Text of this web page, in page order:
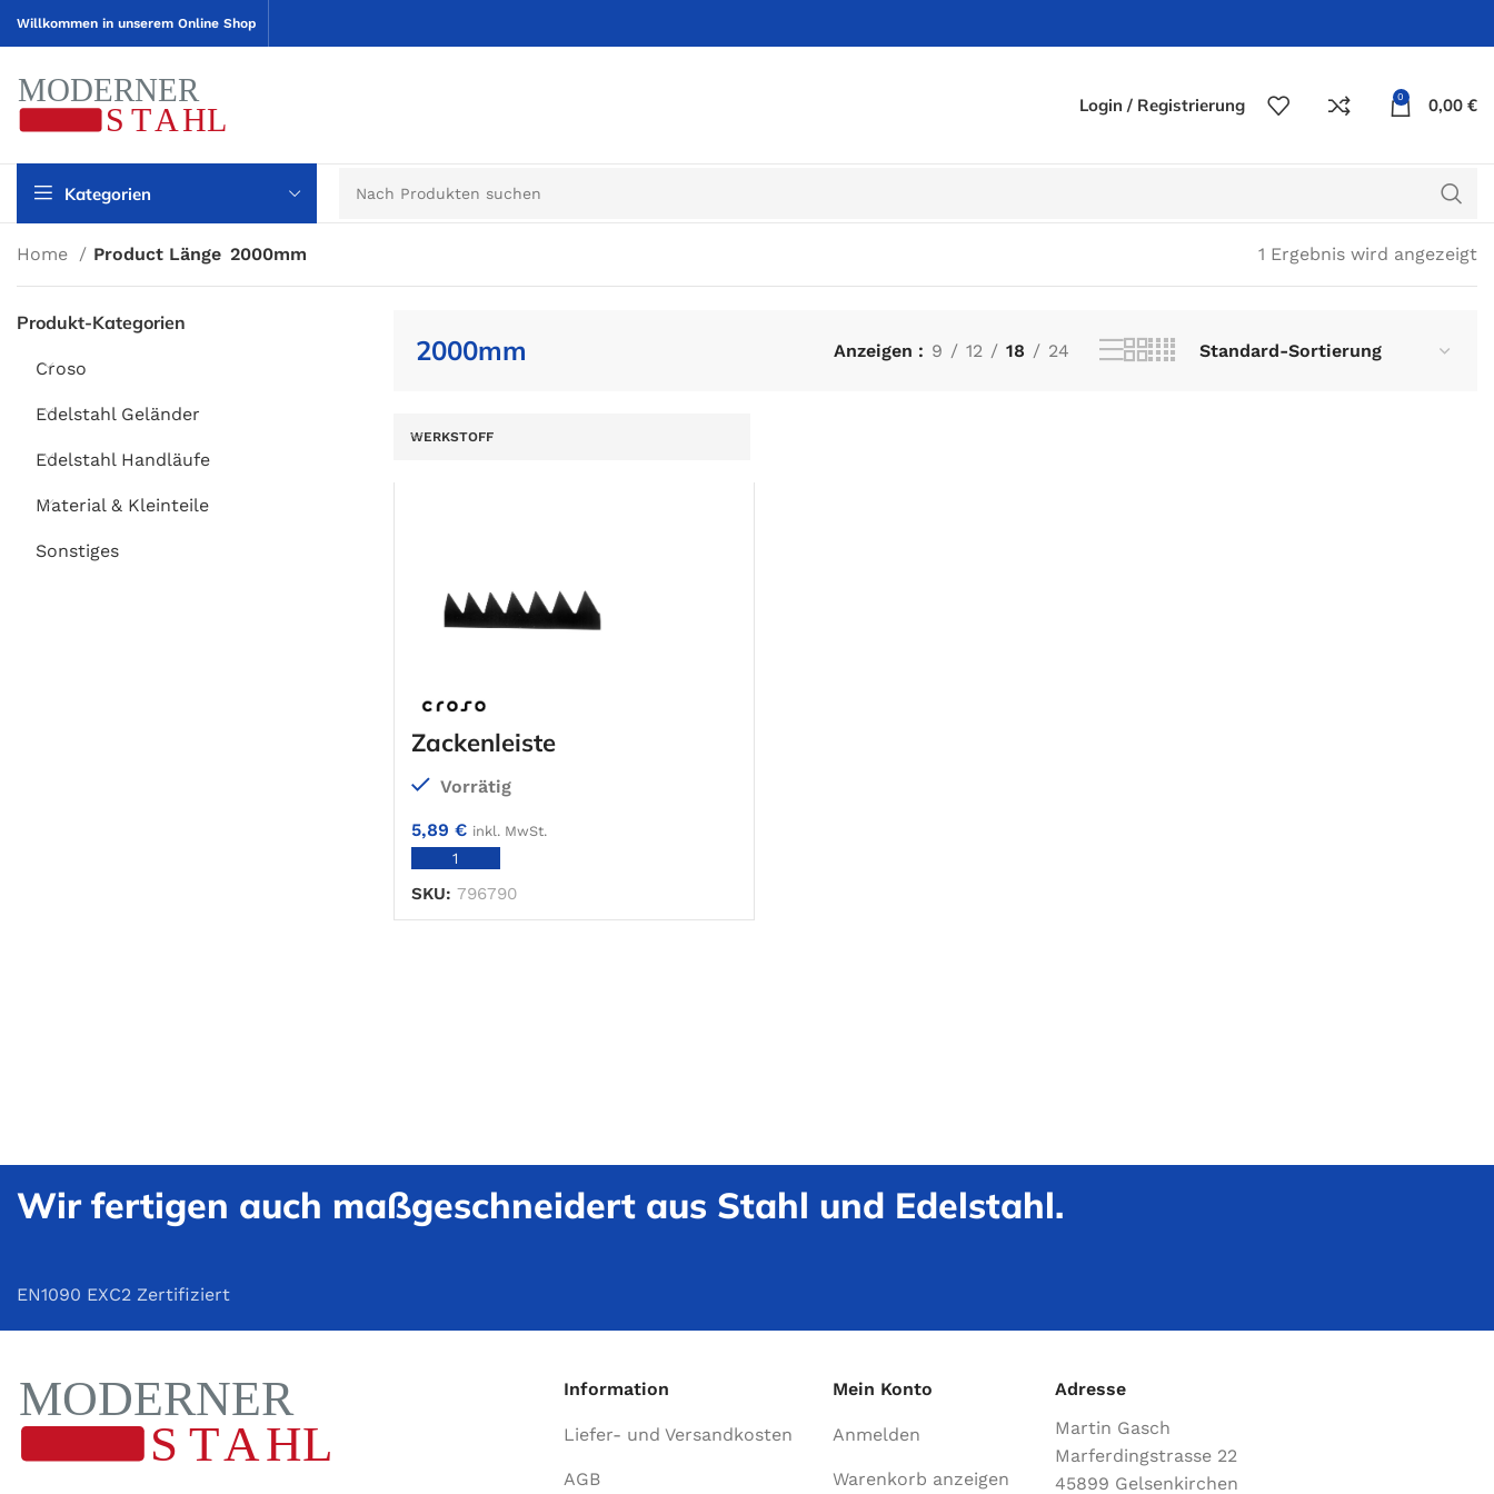
Willkommen in unserem Online Shop
Login / Registrierung 0 0,00 €
Kategorien
Home Product Länge 2000mm 1 Ergebnis wird angezeigt
Produkt-Kategorien
Croso
Edelstahl Geländer
Edelstahl Handläufe
Material & Kleinteile
Sonstiges
2000mm Anzeigen 9 12 18 24
WERKSTOFF
Zackenleiste
Vorrätig
5,89 € inkl. MwSt.
SKU: 796790
Wir fertigen auch maßgeschneidert aus Stahl und Edelstahl.
EN1090 EXC2 Zertifiziert
Information
Liefer- und Versandkosten
AGB
Mein Konto
Anmelden
Warenkorb anzeigen
Adresse
Martin Gasch
Marferdingstrasse 22
45899 Gelsenkirchen